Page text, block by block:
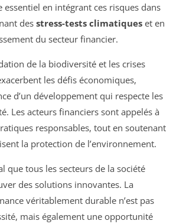
essentiel en intégrant ces risques dans
des stress-tests climatiques et en
du secteur financier.
de la biodiversité et les crises
les défis économiques,
d’un développement qui respecte les
Les acteurs financiers sont appelés à
responsables, tout en soutenant
la protection de l’environnement.
que tous les secteurs de la société
des solutions innovantes. La
véritablement durable n’est pas
mais également une opportunité